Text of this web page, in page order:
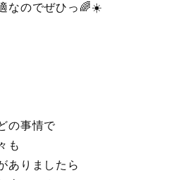
なのでぜひっ🌈☀️
の事情で
も
ありましたら